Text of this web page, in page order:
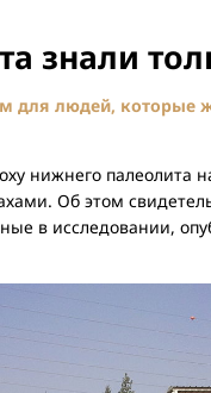
знали
для людей, которые
нижнего палеолита
Об этом
в исследовании,